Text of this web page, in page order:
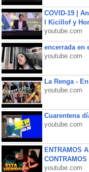
COVID-19 |
l Kicillof y
youtube.com
encerrada en
youtube.com
La Renga -
youtube.com
Cuarentena
youtube.com
ENTRAMOS
youtube.com